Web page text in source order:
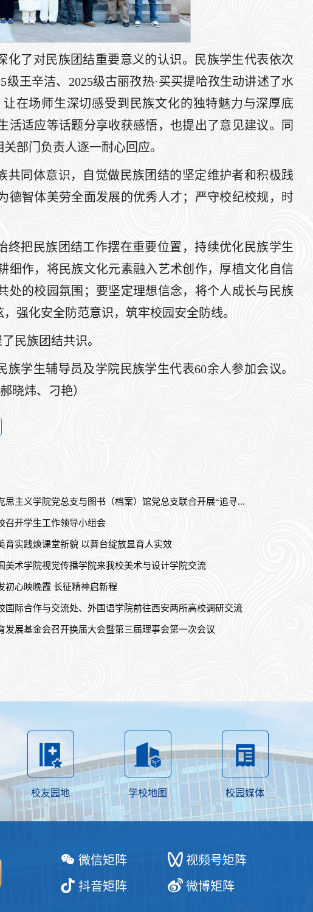
了对民族团结重要意义的认识。民族学生代表依次
王辛洁、2025级古丽孜热·买买提哈孜生动讲述了水
在场师生深切感受到民族文化的独特魅力与深厚底
适应等话题分享收获感悟，也提出了意见建议。同
部门负责人逐一耐心回应。
同体意识，自觉做民族团结的坚定维护者和积极践
德智体美劳全面发展的优秀人才；严守校纪校规，时
把民族团结工作摆在重要位置，持续优化民族学生
作，将民族文化元素融入艺术创作，厚植文化自信
的校园氛围；要坚定理想信念，将个人成长与民族
强化安全防范意识，筑牢校园安全防线。
民族团结共识。
学生辅导员及学院民族学生代表60余人参加会议。
晓炜、刁艳）
思主义学院党总支与图书（档案）馆党总支联合开展“追寻...
召开学生工作领导小组会
育实践焕课堂新貌 以舞台绽放显育人实效
美术学院视觉传播学院来我校美术与设计学院交流
初心映晚霞 长征精神启新程
国际合作与交流处、外国语学院前往西安两所高校调研交流
发展基金会召开换届大会暨第三届理事会第一次会议
校友园地 学校地图 校园媒体
微信矩阵
视频号矩阵
抖音矩阵
微博矩阵